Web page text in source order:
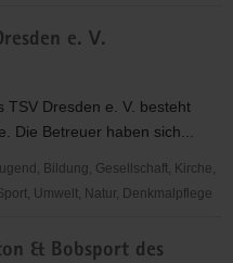
e. V.
TSV Dresden e. V. besteht
Die Betreuer haben sich...
Bildung, Gesellschaft, Kirche,
Umwelt, Natur, Denkmalpflege
& Bobsport des